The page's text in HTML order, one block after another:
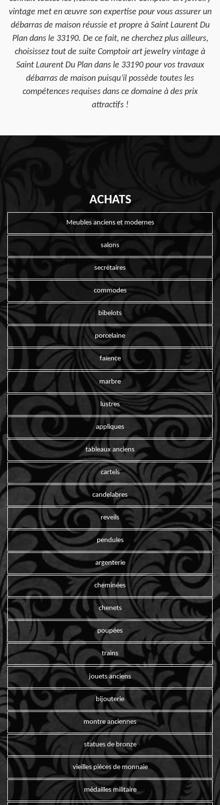
vintage met en œuvre son expertise pour vous assurer un
débarras de maison réussie et propre à Saint Laurent Du
Plan dans le 33190. De ce fait, ne cherchez plus ailleurs,
choisissez tout de suite Comptoir art jewelry vintage à
Saint Laurent Du Plan dans le 33190 pour vos travaux
débarras de maison puisqu’il possède toutes les
compétences requises dans ce domaine à des prix
attractifs !
ACHATS
Meubles anciens et modernes
salons
secrétaires
commodes
bibelots
porcelaine
faïence
marbre
lustres
appliques
tableaux anciens
cartels
candelabres
reveils
pendules
argenterie
cheminées
chenets
poupées
trains
jouets anciens
bijouterie
montre anciennes
statues de bronze
vieilles pièces de monnaie
médailles militaire